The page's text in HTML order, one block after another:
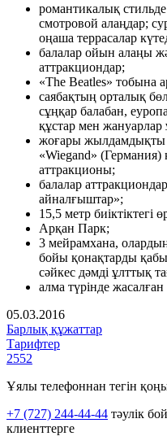
романтикалық
смотровой алаңдар;
оңаша террасалар
балалар ойын алаңы
аттракциондар;
«The Beatles» тобына
саябақтың орталық
сұңқар балабан,
құстар мен жануарлар
жоғары жылдамдықты
«Wiegand» (Германия)
аттракционы;
балалар
айналғыштар»;
15,5 метр биіктіктегі
Арқан Парк;
3 мейрамхана,
бойы қонақтарды
сәйкес дәмді ұлттық
алма түрінде
05.03.2016
Барлық құжаттар
Тарифтер
2552
Ұялы телефоннан тегін
+7 (727) 244-44-44 тәулік
клиенттерге